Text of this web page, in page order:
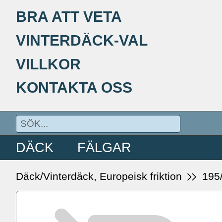
BRA ATT VETA
VINTERDÄCK-VAL
VILLKOR
KONTAKTA OSS
DÄCK FÄLGAR
Däck/Vinterdäck, Europeisk friktion